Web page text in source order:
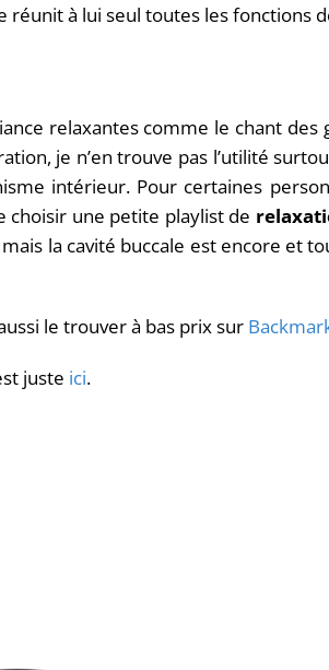
à lui seul toutes les fonctions
relaxantes comme le chant
je n’en trouve pas l’utilité
intérieur. Pour certaines
choisir une petite playlist de
la cavité buccale est encore et
le trouver à bas prix sur
juste ici.